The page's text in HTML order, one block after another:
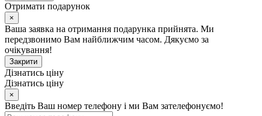
Отримати подарунок
×
Ваша заявка на отримання подарунка прийнята. Ми
передзвонимо Вам найближчим часом. Дякуємо за
очікування!
Закрити
Дізнатись ціну
Дізнатись ціну
×
Введіть Ваш номер телефону і ми Вам зателефонуємо!